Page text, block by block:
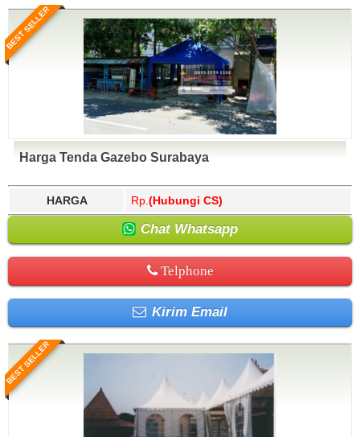
BEST SELLER
Harga Tenda Gazebo Surabaya
HARGA Rp. (Hubungi CS)
Chat Whatsapp
Telphone
Kirim Email
BEST SELLER